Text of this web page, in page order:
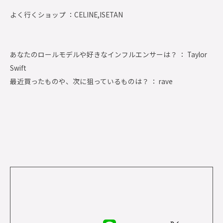
よく行くショップ ： CELINE,ISETAN
あなたのロールモデルや好きなインフルエンサーは？ ： Taylor
Swift
最近買ったものや、次に狙っているものは？ ： rave